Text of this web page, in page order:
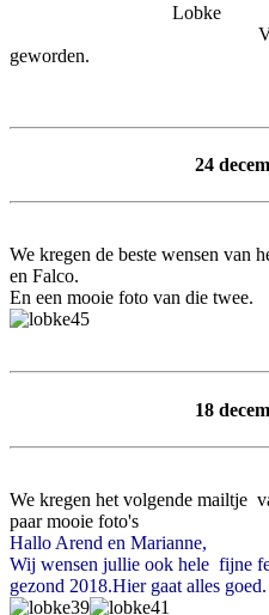
Vriend Falco
geworden.
24
We kregen de beste wensen van
en Falco.
En een mooie foto van die twee.
18
We kregen het volgende mailtje
paar mooie foto's
Hallo Arend en Marianne,
Wij wensen jullie ook hele fijne
gezond 2018.Hier gaat alles goed.